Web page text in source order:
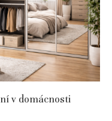
v domácnosti